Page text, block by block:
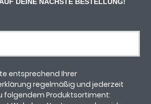
entsprechend Ihrer
regelmäßig und jederzeit
folgendem Produktsortiment: